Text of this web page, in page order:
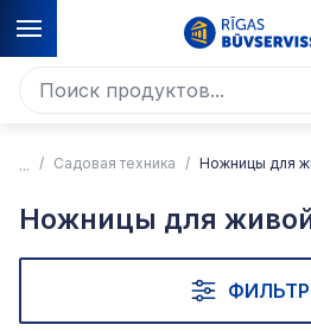
Садовая техника Ножницы для
Ножницы для
ФИЛЬТР